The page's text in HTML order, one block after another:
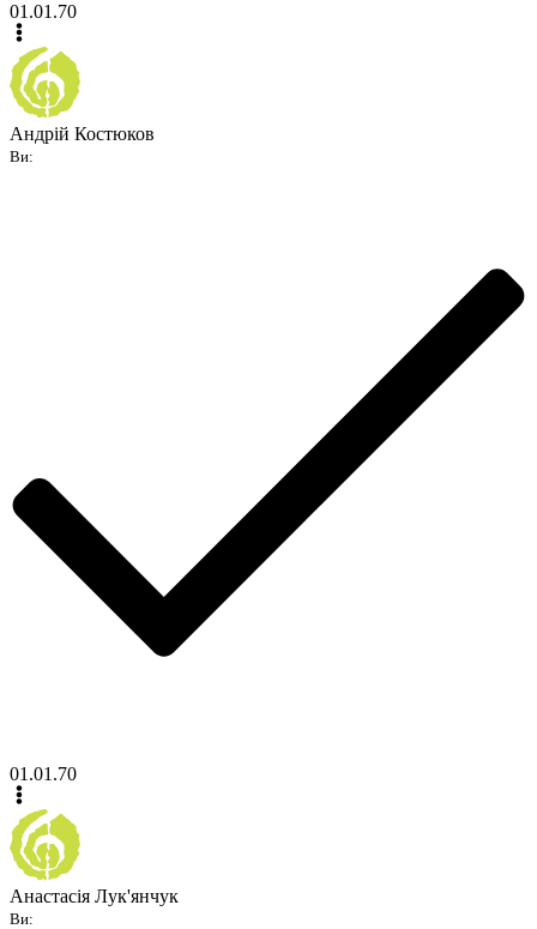
01.01.70
Андрій Костюков
Ви:
01.01.70
Анастасія Лук'янчук
Ви: